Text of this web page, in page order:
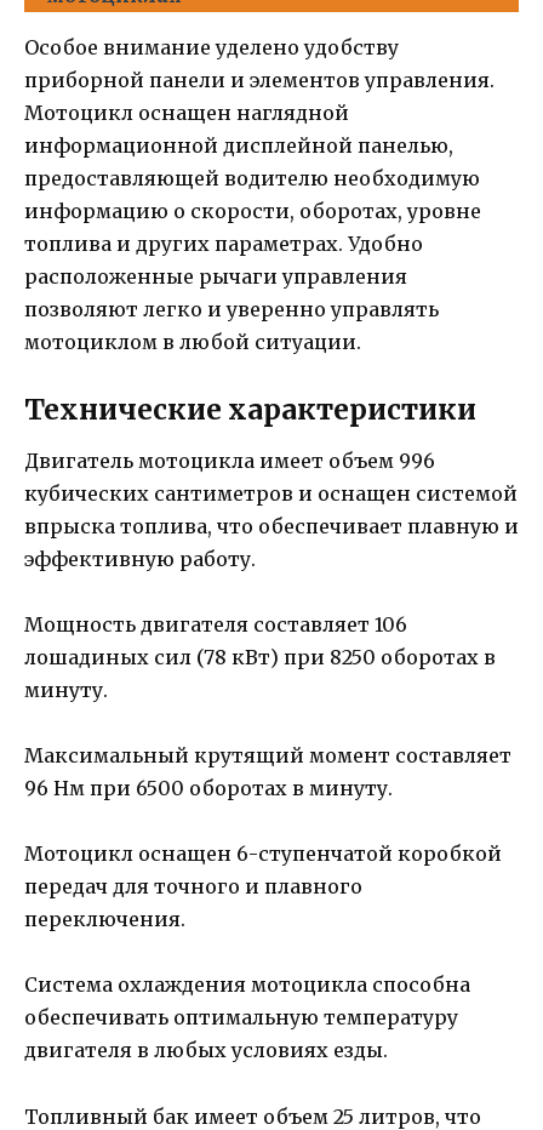
Особое внимание уделено удобству
приборной панели и элементов управления.
Мотоцикл оснащен наглядной
информационной дисплейной панелью,
предоставляющей водителю необходимую
информацию о скорости, оборотах, уровне
топлива и других параметрах. Удобно
расположенные рычаги управления
позволяют легко и уверенно управлять
мотоциклом в любой ситуации.
Технические характеристики
Двигатель мотоцикла имеет объем 996
кубических сантиметров и оснащен системой
впрыска топлива, что обеспечивает плавную и
эффективную работу.
Мощность двигателя составляет 106
лошадиных сил (78 кВт) при 8250 оборотах в
минуту.
Максимальный крутящий момент составляет
96 Нм при 6500 оборотах в минуту.
Мотоцикл оснащен 6-ступенчатой коробкой
передач для точного и плавного
переключения.
Система охлаждения мотоцикла способна
обеспечивать оптимальную температуру
двигателя в любых условиях езды.
Топливный бак имеет объем 25 литров, что